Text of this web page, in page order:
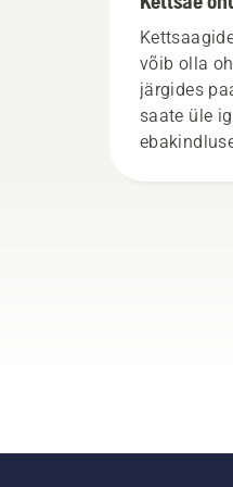
võib olla
järgides
saate üle